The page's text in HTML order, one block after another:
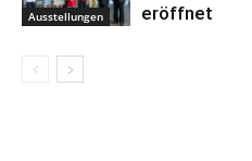
Ausstellungen
eröffnet